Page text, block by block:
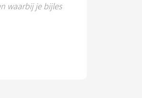
waarbij je bijles